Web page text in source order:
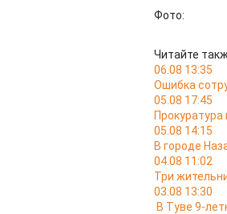
Фото:
Читайте
06.08 13:35
Ошибка
05.08 17:45
05.08 14:15
В городе
04.08 11:02
Три
03.08 13:30
В Туве 9-